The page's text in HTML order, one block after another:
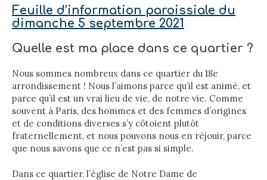
Feuille d’information paroissiale du
dimanche 5 septembre 2021
Quelle est ma place dans ce quartier ?
Nous sommes nombreux dans ce quartier du 18e
arrondissement ! Nous l’aimons parce qu’il est animé, et
parce qu’il est un vrai lieu de vie, de notre vie. Comme
souvent à Paris, des hommes et des femmes d’origines
et de conditions diverses s’y côtoient plutôt
fraternellement, et nous pouvons nous en réjouir, parce
que nous savons que ce n’est pas si simple.
Dans ce quartier, l’église de Notre Dame de